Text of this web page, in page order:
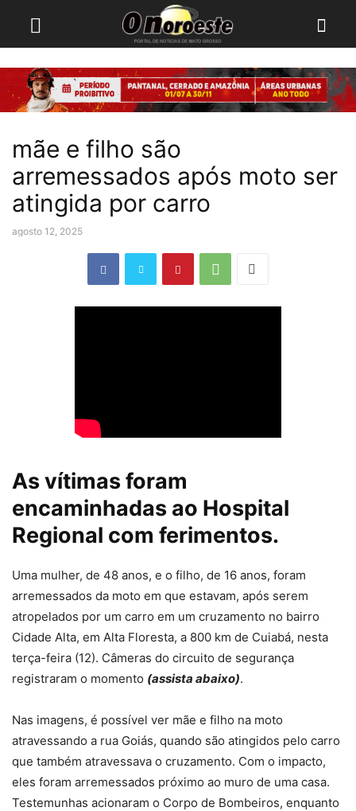
mãe e filho são
arremessados após moto ser
atingida por carro
agosto 12, 2025
As vítimas foram
encaminhadas ao Hospital
Regional com ferimentos.
Uma mulher, de 48 anos, e o filho, de 16 anos, foram
arremessados da moto em que estavam, após serem
atropelados por um carro em um cruzamento no bairro
Cidade Alta, em Alta Floresta, a 800 km de Cuiabá, nesta
terça-feira (12). Câmeras do circuito de segurança
registraram o momento (assista abaixo).
Nas imagens, é possível ver mãe e filho na moto
atravessando a rua Goiás, quando são atingidos pelo carro
que também atravessava o cruzamento. Com o impacto,
eles foram arremessados próximo ao muro de uma casa.
Testemunhas acionaram o Corpo de Bombeiros, enquanto